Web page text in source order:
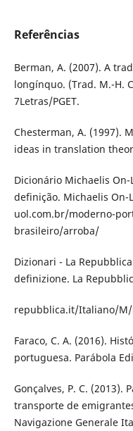
Referências
Berman, A. (2007). A
longínquo. (Trad. M.-H.
7Letras/PGET.
Chesterman, A. (1997).
ideas in translation
Dicionário Michaelis
definição. Michaelis
uol.com.br/moderno-
brasileiro/arroba/
Dizionari - La
definizione. La
repubblica.it/Italiano/
Faraco, C. A. (2016).
portuguesa. Parábola
Gonçalves, P. C. (2013).
transporte de
Navigazione Generale